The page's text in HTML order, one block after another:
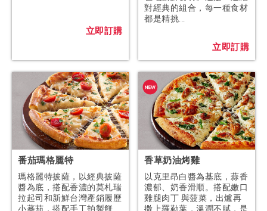
立即訂購
對經典的組合，每一種食材
都是精挑...
立即訂購
番茄瑪格麗特
瑪格麗特披薩，以經典披薩
醬為底，搭配香濃的莫札瑞
拉起司和新鮮台灣產銷履歷
香草奶油烤雞
以克里昂白醬為基底，蒜香
濃郁、奶香滑順。搭配嫩口
雞腿肉丁 與菠菜，出爐再